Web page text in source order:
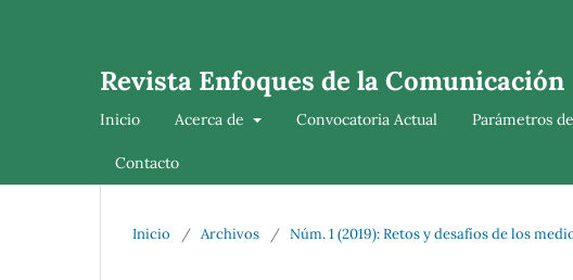
Revista Enfoques de la Comunicación
Inicio Acerca de Convocatoria Actual Parámetros
Contacto
Inicio / Archivos / Núm. 1 (2019): Retos y desafíos de los